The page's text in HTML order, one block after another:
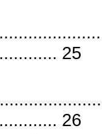
25
26